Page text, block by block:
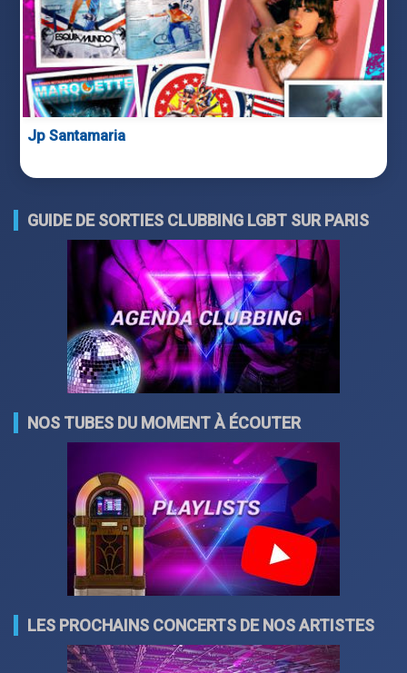
Jp Santamaria
GUIDE DE SORTIES CLUBBING LGBT SUR PARIS
NOS TUBES DU MOMENT À ÉCOUTER
LES PROCHAINS CONCERTS DE NOS ARTISTES